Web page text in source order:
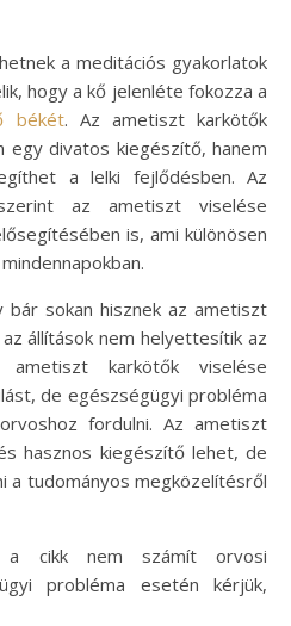
a meditációs gyakorlatok
hogy a kő jelenléte fokozza a
békét. Az ametiszt karkötők
egy divatos kiegészítő, hanem
a lelki fejlődésben. Az
az ametiszt viselése
is, ami különösen
bár sokan hisznek az ametiszt
állítások nem helyettesítik az
karkötők viselése
de egészségügyi probléma
fordulni. Az ametiszt
hasznos kiegészítő lehet, de
a tudományos megközelítésről
a cikk nem számít orvosi
probléma esetén kérjük,